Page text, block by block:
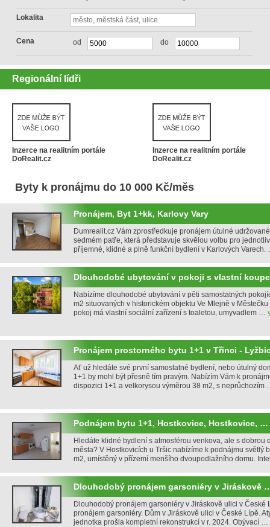
Lokalita
Cena od do
Regionální lídři
Inzerce na realitním portále
DoRealit.cz
Inzerce na realitním portále
DoRealit.cz
Byty k pronájmu do 10 000 Kč/měs
Pronájem, Byt 1+kk, Karlovy Vary
Dumrealit.cz Vám zprostředkuje pronájem útulné
sedmém patře, která představuje skvělou volbu pro
příjemné, klidné a plně funkční bydlení v Karlových
Dlouhodobé ubytování v pokoji s vlastní
Nabízíme dlouhodobé ubytování v pěti samostatných
m2 situovaných v historickém objektu Ve Mlejně v
pokoj má vlastní sociální zařízení s toaletou, umyvadlem …
Pronájem prostorného bytu 1+1 v Třinci -
Ať už hledáte své první samostatné bydlení, nebo útulný
1+1 by mohl být přesně tím pravým. Nabízím Vám k
dispozici 1+1 a velkorysou výměrou 38 m2, s
Podnájem bytu 1+1, Hostkovice, Hostkovice, …
Hledáte klidné bydlení s atmosférou venkova, ale s dobrou
města? V Hostkovicích u Tršic nabízíme k podnájmu světlý
m2, umístěný v přízemí menšího dvoupodlažního domu.
Dlouhodobý pronájem garsoniéry v Jiráskově
Dlouhodobý pronájem garsoniéry v Jiráskově ulici v České
pronájem garsoniéry. Dům v Jiráskově ulici v České Lípě.
jednotka prošla kompletní rekonstrukcí v r. 2024. Obývací …